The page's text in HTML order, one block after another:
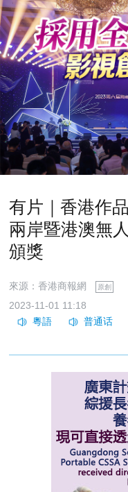
有片｜香港作
兩岸暨港澳無
頒獎
來源：香港商報網 原創
2023-11-01 11:18